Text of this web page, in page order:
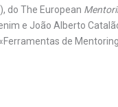
do The European
e João Alberto
de